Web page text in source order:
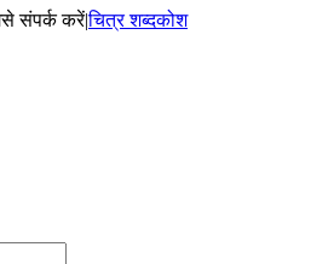
संपर्क करें|चित्र शब्दकोश